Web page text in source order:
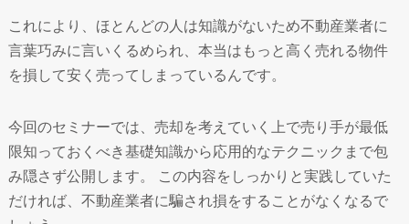
これにより、ほとんどの人は知識がないため不動産業者に
言葉巧みに言いくるめられ、本当はもっと高く売れる物件
を損して安く売ってしまっているんです。
今回のセミナーでは、売却を考えていく上で売り手が最低
限知っておくべき基礎知識から応用的なテクニックまで包
み隠さず公開します。 この内容をしっかりと実践していた
だければ、不動産業者に騙され損をすることがなくなるで